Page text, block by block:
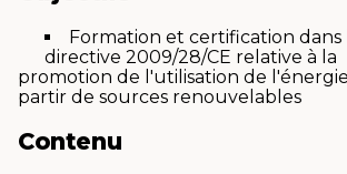
Formation et certification dans
directive 2009/28/CE relative à la
promotion de l'utilisation de
partir de sources renouvelables
Contenu